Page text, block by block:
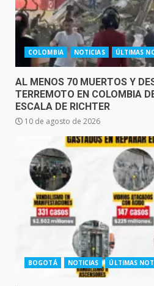
COLOMBIA NOTICIAS ÚLTIMAS
AL MENOS 70 MUERTOS Y
TERREMOTO EN COLOMBIA
ESCALA DE RICHTER
10 de agosto de 2026
BOGOTÁ NOTICIAS ÚLTIMAS